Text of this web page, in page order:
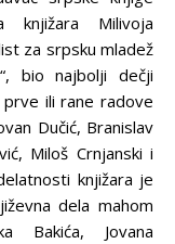
knjižara Milivoja
za srpsku mladež
bio najbolji dečji
ili rane radove
Dučić, Branislav
Miloš Crnjanski i
knjižara je
dela mahom
Bakića, Jovana